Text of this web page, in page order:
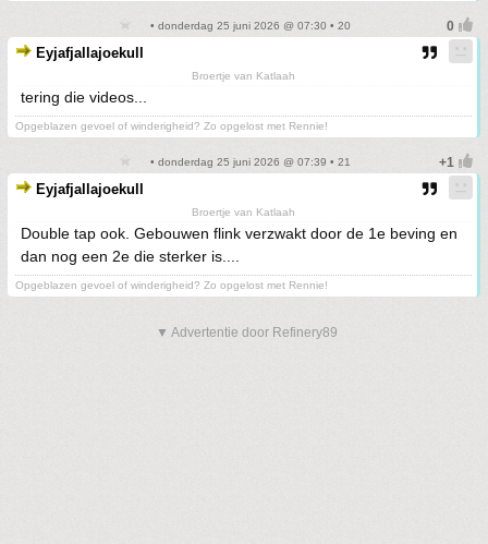
• donderdag 25 juni 2026 @ 07:30 • 20
Eyjafjallajoekull
Broertje van Katlaah
tering die videos...
Opgeblazen gevoel of winderigheid? Zo opgelost met Rennie!
• donderdag 25 juni 2026 @ 07:39 • 21
Eyjafjallajoekull
Broertje van Katlaah
Double tap ook. Gebouwen flink verzwakt door de 1e beving en
dan nog een 2e die sterker is....
Opgeblazen gevoel of winderigheid? Zo opgelost met Rennie!
▼ Advertentie door Refinery89